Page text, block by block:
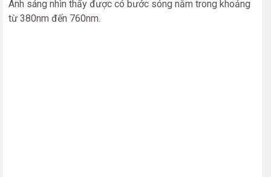
Ánh sáng nhìn thấy được có bước sóng nằm trong khoảng
từ 380nm đến 760nm.